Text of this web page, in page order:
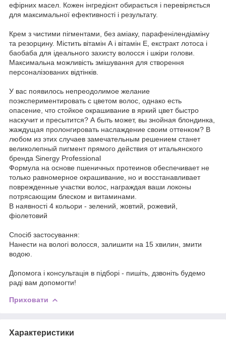
ефірних масел. Кожен інгредієнт обирається і перевіряється
для максимальної ефективності і результату.
Крем з чистими пігментами, без аміаку, парафенілендіаміну
та резорцину. Містить вітамін А і вітамін Е, екстракт лотоса і
баобаба для ідеального захисту волосся і шкіри голови.
Максимальна можливість змішування для створення
персоналізованих відтінків.
У вас появилось непреодолимое желание
поэкспериментировать с цветом волос, однако есть
опасение, что стойкое окрашивание в яркий цвет быстро
наскучит и пресытится? А быть может, вы знойная блондинка,
жаждущая пролонгировать наслаждение своим оттенком? В
любом из этих случаев замечательным решением станет
великолепный пигмент прямого действия от итальянского
бренда Sinergy Professional
Формула на основе пшеничных протеинов обеспечивает не
только равномерное окрашивание, но и восстанавливает
поврежденные участки волос, награждая ваши локоны
потрясающим блеском и витаминами.
В наявності 4 кольори - зелений, жовтий, рожевий,
фіолетовий
Спосіб застосування:
Нанести на вологі волосся, залишити на 15 хвилин, змити
водою.
Допомога і консультація в підборі - пишіть, дзвоніть будемо
раді вам допомогти!
Приховати
Характеристики